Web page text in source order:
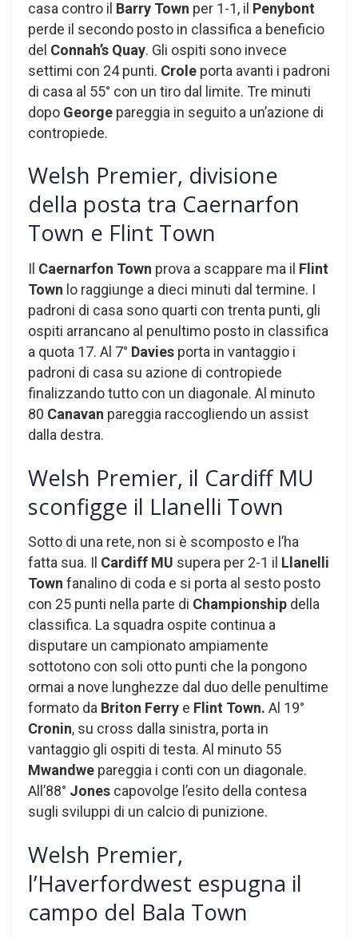
casa contro il Barry Town per 1-1, il Penybont
perde il secondo posto in classifica a beneficio
del Connah’s Quay. Gli ospiti sono invece
settimi con 24 punti. Crole porta avanti i padroni
di casa al 55° con un tiro dal limite. Tre minuti
dopo George pareggia in seguito a un’azione di
contropiede.
Welsh Premier, divisione
della posta tra Caernarfon
Town e Flint Town
Il Caernarfon Town prova a scappare ma il Flint
Town lo raggiunge a dieci minuti dal termine. I
padroni di casa sono quarti con trenta punti, gli
ospiti arrancano al penultimo posto in classifica
a quota 17. Al 7° Davies porta in vantaggio i
padroni di casa su azione di contropiede
finalizzando tutto con un diagonale. Al minuto
80 Canavan pareggia raccogliendo un assist
dalla destra.
Welsh Premier, il Cardiff MU
sconfigge il Llanelli Town
Sotto di una rete, non si è scomposto e l’ha
fatta sua. Il Cardiff MU supera per 2-1 il Llanelli
Town fanalino di coda e si porta al sesto posto
con 25 punti nella parte di Championship della
classifica. La squadra ospite continua a
disputare un campionato ampiamente
sottotono con soli otto punti che la pongono
ormai a nove lunghezze dal duo delle penultime
formato da Briton Ferry e Flint Town. Al 19°
Cronin, su cross dalla sinistra, porta in
vantaggio gli ospiti di testa. Al minuto 55
Mwandwe pareggia i conti con un diagonale.
All’88° Jones capovolge l’esito della contesa
sugli sviluppi di un calcio di punizione.
Welsh Premier,
l’Haverfordwest espugna il
campo del Bala Town